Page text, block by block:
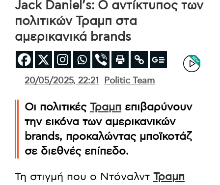
Jack Daniel’s: Ο αντίκτυπος των
πολιτικών Τραμπ στα
αμερικανικά brands
20/05/2025, 22:21 Politic Team
Οι πολιτικές Τραμπ επιβαρύνουν
την εικόνα των αμερικανικών
brands, προκαλώντας μποϊκοτάζ
σε διεθνές επίπεδο.
Τη στιγμή που ο Ντόναλντ Τραμπ